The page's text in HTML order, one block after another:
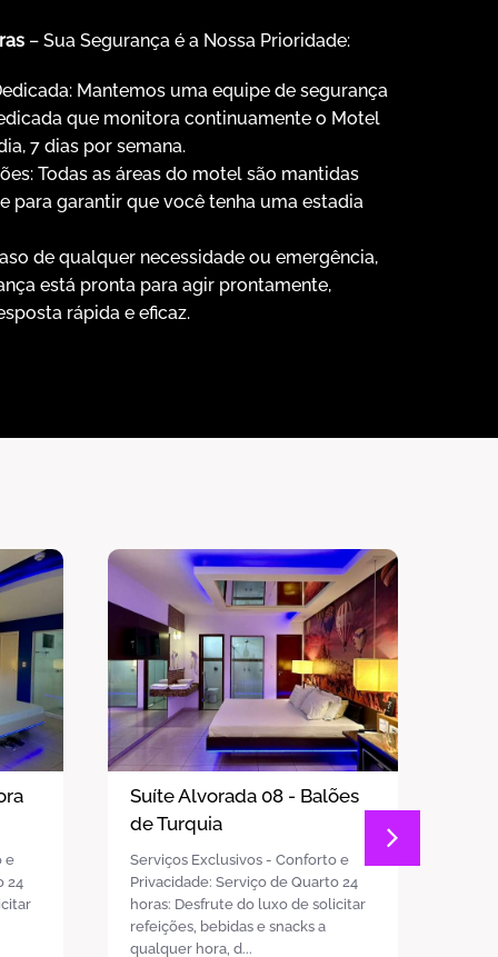
– Sua Segurança é a Nossa Prioridade:
Mantemos uma equipe de segurança
que monitora continuamente o Motel
7 dias por semana.
Todas as áreas do motel são mantidas
para garantir que você tenha uma estadia
de qualquer necessidade ou emergência,
está pronta para agir prontamente,
rápida e eficaz.
e
24
Suíte Alvorada 07 - Flor de
Cerejeira
Serviços Exclusivos - Conforto e
Privacidade: Serviço de Quarto 24
horas: Desfrute do luxo de solicitar
refeições, bebidas e snacks a
qualquer hora, d...